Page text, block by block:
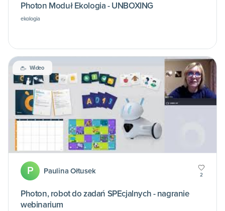
Photon Moduł Ekologia - UNBOXING
ekologia
Wideo
P Paulina Ołtusek 2
Photon, robot do zadań SPEcjalnych - nagranie
webinarium